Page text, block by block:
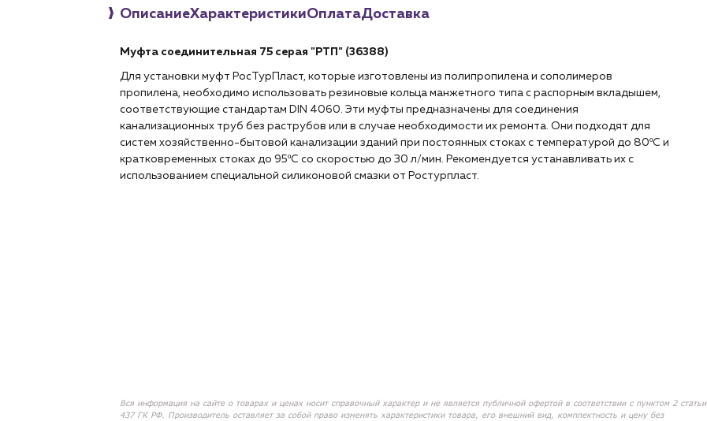
ОписаниеХарактеристикиОплатаДоставка
Муфта соединительная 75 серая "РТП" (36388)
Для установки муфт РосТурПласт, которые изготовлены из полипропилена и сополимеров
пропилена, необходимо использовать резиновые кольца манжетного типа с распорным вкладышем,
соответствующие стандартам DIN 4060. Эти муфты предназначены для соединения
канализационных труб без раструбов или в случае необходимости их ремонта. Они подходят для
систем хозяйственно-бытовой канализации зданий при постоянных стоках с температурой до 80ºС и
кратковременных стоках до 95ºС со скоростью до 30 л/мин. Рекомендуется устанавливать их с
использованием специальной силиконовой смазки от Ростурпласт.
Вся информация на сайте о товарах и ценах носит справочный характер и не является публичной офертой в соответствии с пунктом 2 статьи
437 ГК РФ. Производитель оставляет за собой право изменять характеристики товара, его внешний вид, комплектность и цену без